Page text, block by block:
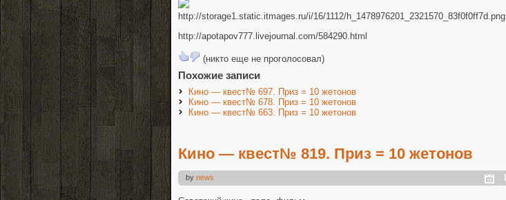
http://storage1.static.itmages.ru/i/16/1112/h_1478976201_2321570_83f0f0ff7d.png
http://apotapov777.livejournal.com/584290.html
(никто еще не проголосовал)
Похожие записи
Кино — квест№ 697. Приз = 10 жетонов
Кино — квест№ 678. Приз = 10 жетонов
Кино — квест№ 663. Приз = 10 жетонов
Кино — квест№ 819. Приз = 10 жетонов
by news